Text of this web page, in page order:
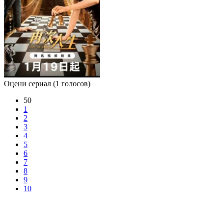
Оцени сериал (1 голосов)
50
1
2
3
4
5
6
7
8
9
10